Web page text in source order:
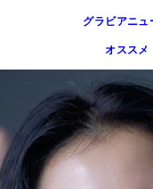
グラビアニュ
オススメ